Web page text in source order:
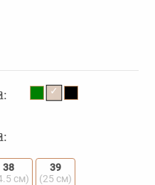
38
см)
39
(25 см)